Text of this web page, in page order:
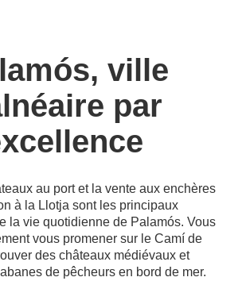
ville
par
au port et la vente aux enchères
à la Llotja sont les principaux
la vie quotidienne de Palamós. Vous
vous promener sur le Camí de
des châteaux médiévaux et
de pêcheurs en bord de mer.